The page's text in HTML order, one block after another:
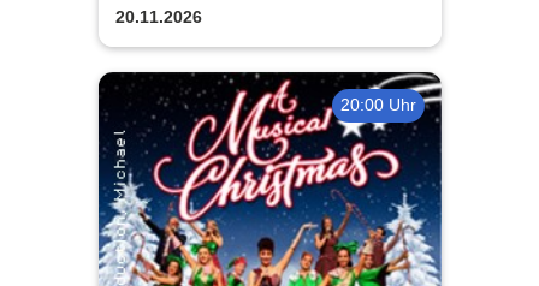
Abschiedstournee
20.11.2026
20:00 Uhr